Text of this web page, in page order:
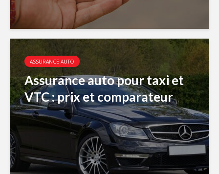
ASSURANCE AUTO
Assurance auto pour taxi et
VTC : prix et comparateur